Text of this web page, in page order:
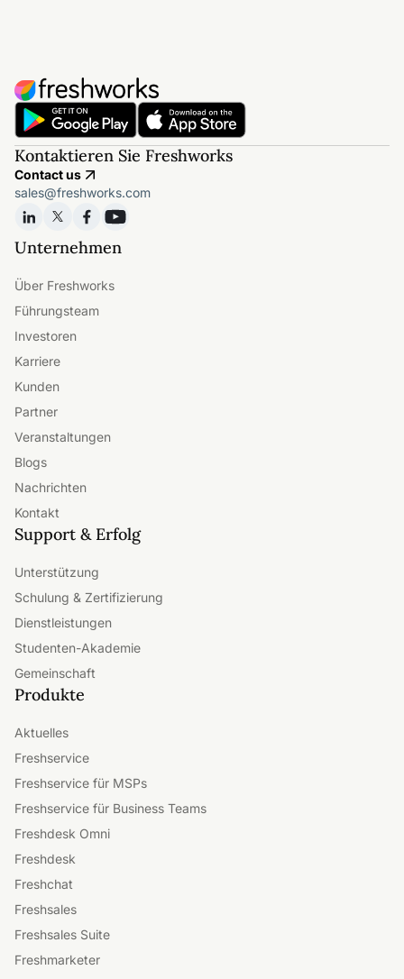
Kontaktieren Sie Freshworks
Contact us
sales@freshworks.com
Unternehmen
Über Freshworks
Führungsteam
Investoren
Karriere
Kunden
Partner
Veranstaltungen
Blogs
Nachrichten
Kontakt
Support & Erfolg
Unterstützung
Schulung & Zertifizierung
Dienstleistungen
Studenten-Akademie
Gemeinschaft
Produkte
Aktuelles
Freshservice
Freshservice für MSPs
Freshservice für Business Teams
Freshdesk Omni
Freshdesk
Freshchat
Freshsales
Freshsales Suite
Freshmarketer